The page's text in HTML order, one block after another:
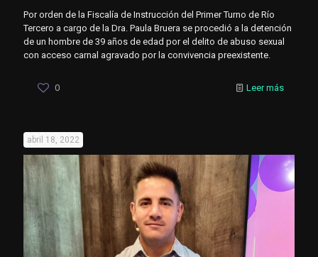
Por orden de la Fiscalía de Instrucción del Primer Turno de Río
Tercero a cargo de la Dra. Paula Bruera se procedió a la detención
de un hombre de 39 años de edad por el delito de abuso sexual
con acceso carnal agravado por la convivencia preexistente.
0 Leer más
abril 18, 2022